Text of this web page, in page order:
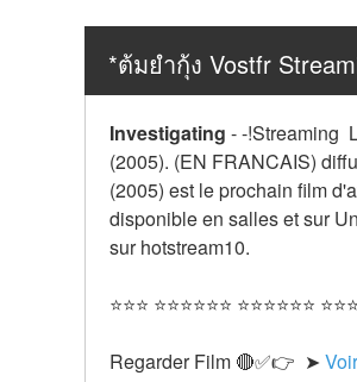
*ต้มยำกุ้ง Vostfr
Investigating --!Streaming
(2005). (EN FRANCAIS)
(2005) est le prochain film
disponible en salles et sur
sur hotstream10.
⭐⭐⭐ ⭐⭐⭐⭐⭐⭐ ⭐⭐⭐⭐⭐⭐
Regarder Film 🔴✅👉  ➤